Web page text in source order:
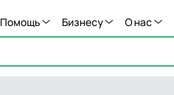
Помощь Бизнесу О нас